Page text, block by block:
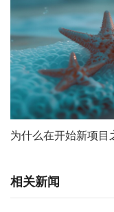
为什么在开始新项目
相关新闻